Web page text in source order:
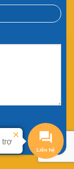
trợ